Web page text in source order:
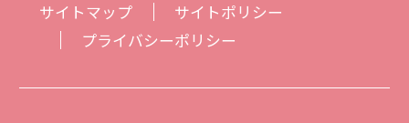
サイトマップ
サイトポリシー
プライバシーポリシー